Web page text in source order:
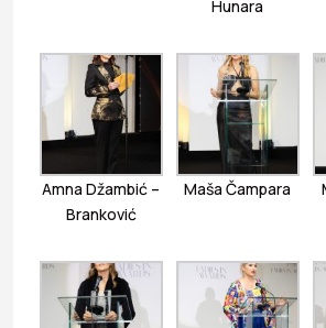
Hunara
Amna Džambić –
Branković
Maša Čampara